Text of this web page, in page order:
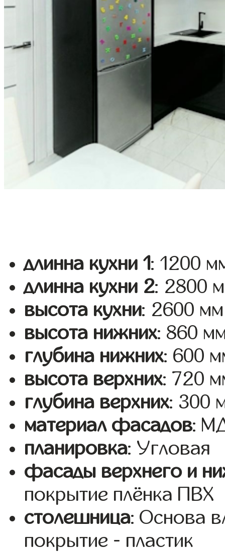
длинна кухни 1: 1200
длинна кухни 2: 2800
высота кухни: 2600 мм
высота нижних: 860
глубина нижних: 600
высота верхних: 720
глубина верхних: 300
материал фасадов:
планировка: Угловая
фасады верхнего и
покрытие плёнка ПВХ
столешница: Основа
покрытие - пластик